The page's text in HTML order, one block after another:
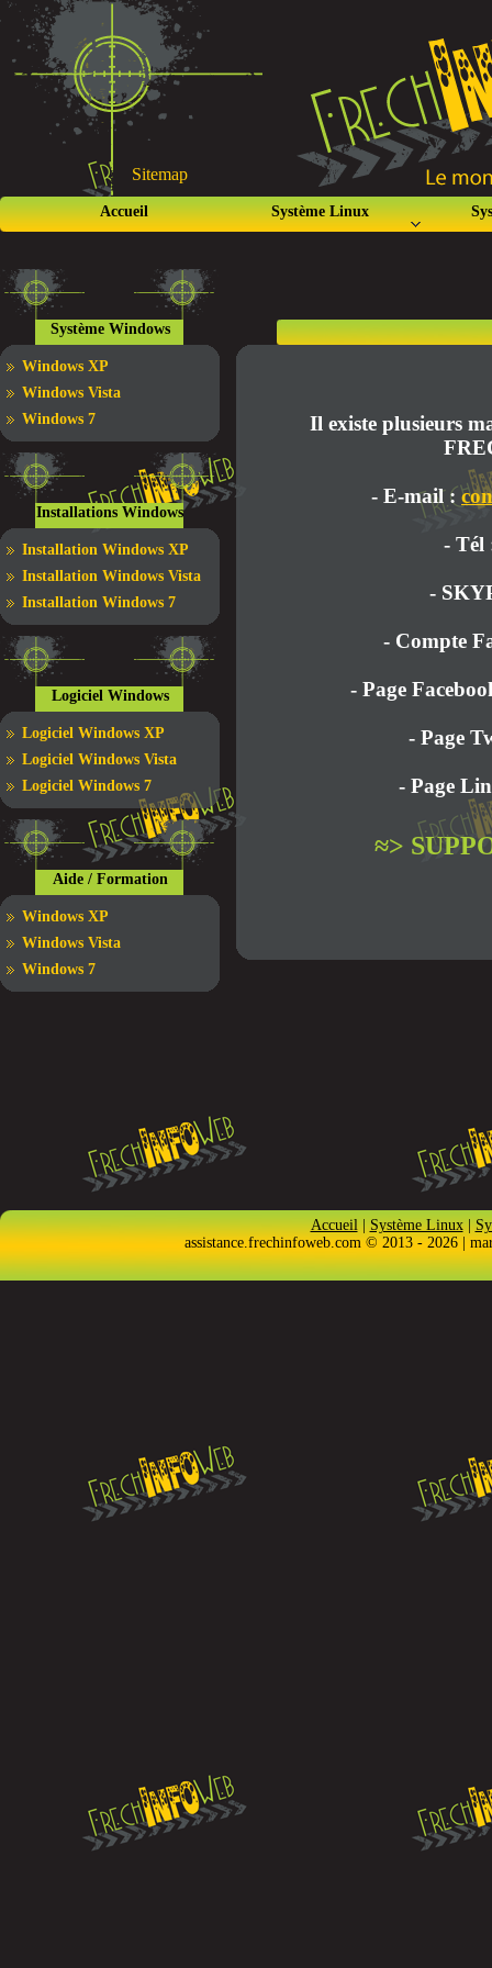
Sitemap
Accueil Système Linux
Système Windows
Windows XP
Windows Vista
Windows 7
Installations Windows
Installation Windows XP
Installation Windows Vista
Installation Windows 7
Logiciel Windows
Logiciel Windows XP
Logiciel Windows Vista
Logiciel Windows 7
Aide / Formation
Windows XP
Windows Vista
Windows 7
Il existe plusieurs
- E-mail :
- Tél
-
- Compte
- Page
- Page
- Page
≈>
Accueil|Système Linux|
assistance.frechinfoweb.com © 2013 - 2026 |